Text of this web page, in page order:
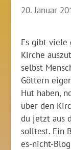
20. Januar
Es gibt viele
Kirche
selbst
Göttern
Hut haben,
über den
du jetzt aus
solltest. Ein
es-nicht-Blog